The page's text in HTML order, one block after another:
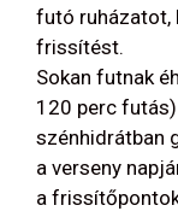
futó ruházatot,
frissítést.
Sokan futnak
120 perc
szénhidrátban
a verseny
a